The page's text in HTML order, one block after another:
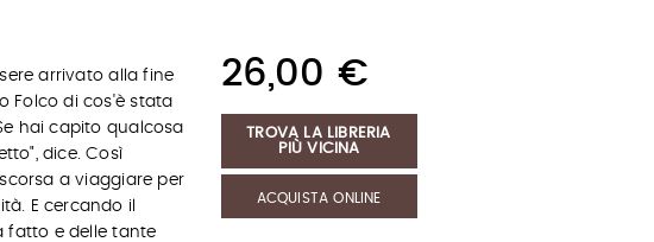
arrivato alla fine
Folco di cos'è stata
hai capito qualcosa
dice. Così
a viaggiare per
E cercando il
fatto e delle tante
26,00 €
TROVA LA LIBRERIA
PIÙ VICINA
ACQUISTA ONLINE